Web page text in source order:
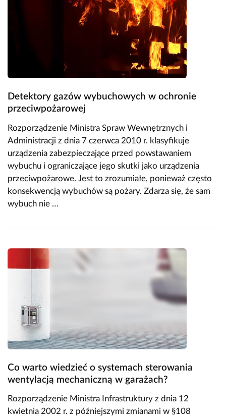
Detektory gazów wybuchowych w ochronie
przeciwpożarowej
Rozporządzenie Ministra Spraw Wewnętrznych i
Administracji z dnia 7 czerwca 2010 r. klasyfikuje
urządzenia zabezpieczające przed powstawaniem
wybuchu i ograniczające jego skutki jako urządzenia
przeciwpożarowe. Jest to zrozumiałe, ponieważ często
konsekwencją wybuchów są pożary. Zdarza się, że sam
wybuch nie …
Co warto wiedzieć o systemach sterowania
wentylacją mechaniczną w garażach?
Rozporządzenie Ministra Infrastruktury z dnia 12
kwietnia 2002 r. z późniejszymi zmianami w §108